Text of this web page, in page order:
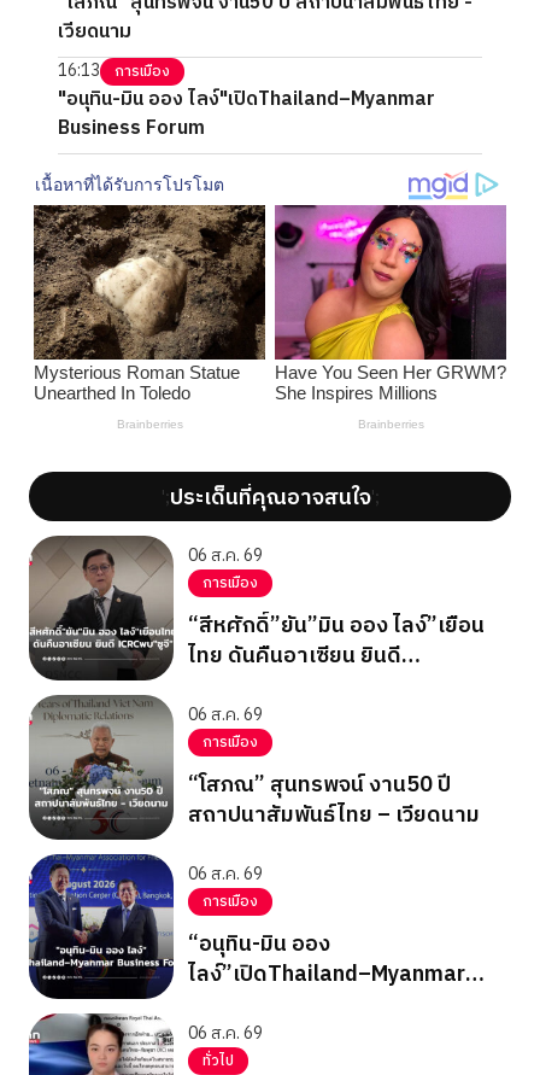
เวียดนาม
16:13 การเมือง
"อนุทิน-มิน ออง ไลง์"เปิดThailand–Myanmar
Business Forum
';ประเด็นที่คุณอาจสนใจ';
06 ส.ค. 69
การเมือง
“สีหศักดิ์”ยัน”มิน ออง ไลง์”เยือน
ไทย ดันคืนอาเซียน ยินดี
06 ส.ค. 69
การเมือง
“โสภณ” สุนทรพจน์ งาน50 ปี
สถาปนาสัมพันธ์ไทย – เวียดนาม
06 ส.ค. 69
การเมือง
“อนุทิน-มิน ออง
ไลง์”เปิดThailand–Myanmar
06 ส.ค. 69
ทั่วไป